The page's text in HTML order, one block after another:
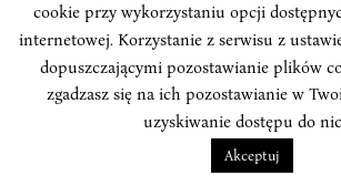
Przegląd Tygodnia w Azji to zbiór
informacji ze świata polityki i
azjatyckich mijającego tygodnia,
analityków Instytutu Boyma we
Towarzystwem Wspierania
cookie przy wykorzystaniu opcji
internetowej. Korzystanie z serwisu z
dopuszczającymi pozostawianie plików
zgadzasz się na ich pozostawianie w
uzyskiwanie dostępu do
Akceptuj